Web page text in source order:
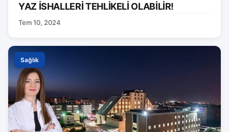
YAZ İSHALLERİ TEHLİKELİ OLABİLİR!
Tem 10, 2024
Sağlık